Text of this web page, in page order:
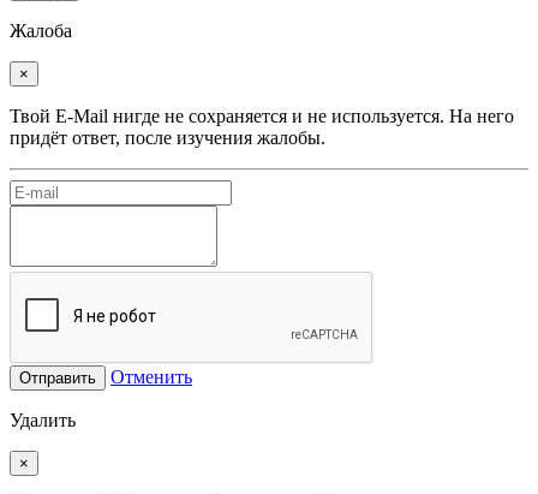
Жалоба
×
Твой E-Mail нигде не сохраняется и не используется. На него
придёт ответ, после изучения жалобы.
Отправить Отменить
Удалить
×